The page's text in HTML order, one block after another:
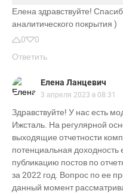
Елена здравствуйте!
аналитического покрытия )
0
0
Ответить
Елена Ланцевич
3 апреля 2023 в 08:31
Здравствуйте! У нас есть
Ижсталь. На регулярной
выходящие отчетности
потенциальная
публикацию постов по
за 2022 год. Вопрос по ее
данный момент